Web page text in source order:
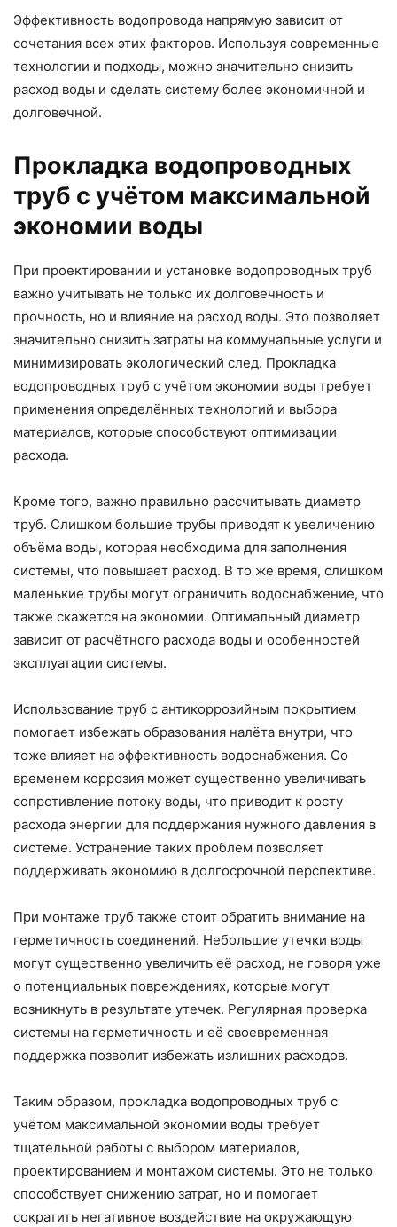
Эффективность водопровода напрямую зависит от
сочетания всех этих факторов. Используя современные
технологии и подходы, можно значительно снизить
расход воды и сделать систему более экономичной и
долговечной.
Прокладка водопроводных
труб с учётом максимальной
экономии воды
При проектировании и установке водопроводных труб
важно учитывать не только их долговечность и
прочность, но и влияние на расход воды. Это позволяет
значительно снизить затраты на коммунальные услуги и
минимизировать экологический след. Прокладка
водопроводных труб с учётом экономии воды требует
применения определённых технологий и выбора
материалов, которые способствуют оптимизации
расхода.
Кроме того, важно правильно рассчитывать диаметр
труб. Слишком большие трубы приводят к увеличению
объёма воды, которая необходима для заполнения
системы, что повышает расход. В то же время, слишком
маленькие трубы могут ограничить водоснабжение, что
также скажется на экономии. Оптимальный диаметр
зависит от расчётного расхода воды и особенностей
эксплуатации системы.
Использование труб с антикоррозийным покрытием
помогает избежать образования налёта внутри, что
тоже влияет на эффективность водоснабжения. Со
временем коррозия может существенно увеличивать
сопротивление потоку воды, что приводит к росту
расхода энергии для поддержания нужного давления в
системе. Устранение таких проблем позволяет
поддерживать экономию в долгосрочной перспективе.
При монтаже труб также стоит обратить внимание на
герметичность соединений. Небольшие утечки воды
могут существенно увеличить её расход, не говоря уже
о потенциальных повреждениях, которые могут
возникнуть в результате утечек. Регулярная проверка
системы на герметичность и её своевременная
поддержка позволит избежать излишних расходов.
Таким образом, прокладка водопроводных труб с
учётом максимальной экономии воды требует
тщательной работы с выбором материалов,
проектированием и монтажом системы. Это не только
способствует снижению затрат, но и помогает
сократить негативное воздействие на окружающую